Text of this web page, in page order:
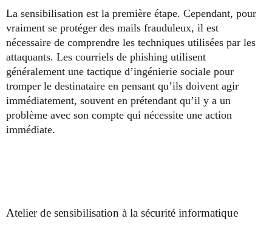
La sensibilisation est la première étape. Cependant, pour
vraiment se protéger des mails frauduleux, il est
nécessaire de comprendre les techniques utilisées par les
attaquants. Les courriels de phishing utilisent
généralement une tactique d’ingénierie sociale pour
tromper le destinataire en pensant qu’ils doivent agir
immédiatement, souvent en prétendant qu’il y a un
problème avec son compte qui nécessite une action
immédiate.
Atelier de sensibilisation à la sécurité informatique